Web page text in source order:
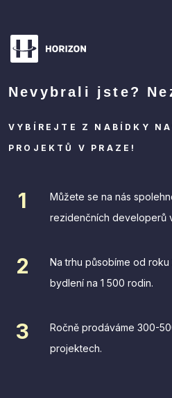
Nevybrali jste?
VYBÍREJTE Z NABÍDKY
PROJEKTŮ V PRAZE!
Můžete se na nás
rezidenčních developerů
Na trhu působíme od
bydlení na 1 500 rodin.
Ročně prodáváme 300-
projektech.